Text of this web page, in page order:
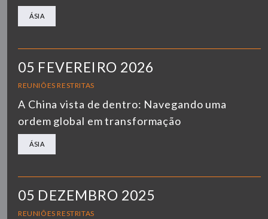
ÁSIA
05 FEVEREIRO 2026
REUNIÕES RESTRITAS
A China vista de dentro: Navegando uma
ordem global em transformação
ÁSIA
05 DEZEMBRO 2025
REUNIÕES RESTRITAS